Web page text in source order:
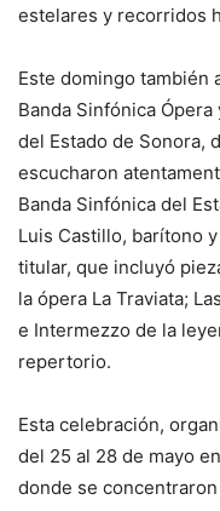
estelares y recorridos
Este domingo también
Banda Sinfónica
del Estado de Sonora,
escucharon
Banda Sinfónica del
Luis Castillo, barítono
titular, que incluyó
la ópera La Traviata;
e Intermezzo de la
repertorio.
Esta celebración,
del 25 al 28 de mayo
donde se